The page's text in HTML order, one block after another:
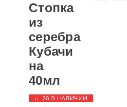
Стопка
из
серебра
Кубачи
на
40мл
20 В НАЛИЧИИ